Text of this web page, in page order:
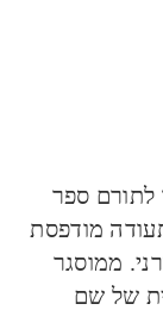
לתורם ספר
מודפסת
צורני. ממוסגר
של שם